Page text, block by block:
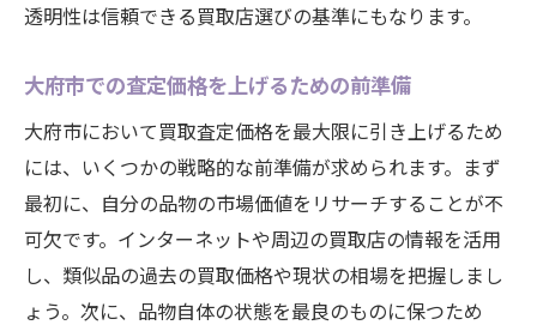
透明性は信頼できる買取店選びの基準にもなります。
大府市での査定価格を上げるための前準備
大府市において買取査定価格を最大限に引き上げるため
には、いくつかの戦略的な前準備が求められます。まず
最初に、自分の品物の市場価値をリサーチすることが不
可欠です。インターネットや周辺の買取店の情報を活用
し、類似品の過去の買取価格や現状の相場を把握しまし
ょう。次に、品物自体の状態を最良のものに保つため